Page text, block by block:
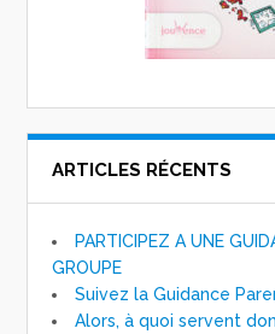
ARTICLES RÉCENTS
PARTICIPEZ A UNE
GROUPE
Suivez la Guidance
Alors, à quoi servent